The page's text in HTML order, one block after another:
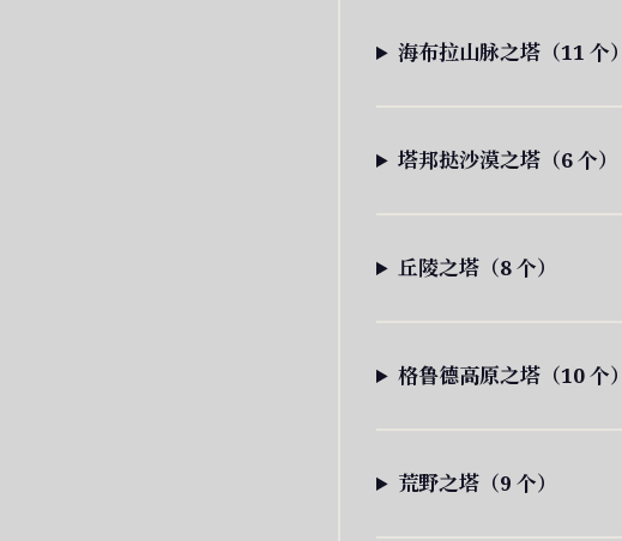
海布拉山脉之塔（11 个）
塔邦挞沙漠之塔（6 个）
丘陵之塔（8 个）
格鲁德高原之塔（10 个）
荒野之塔（9 个）